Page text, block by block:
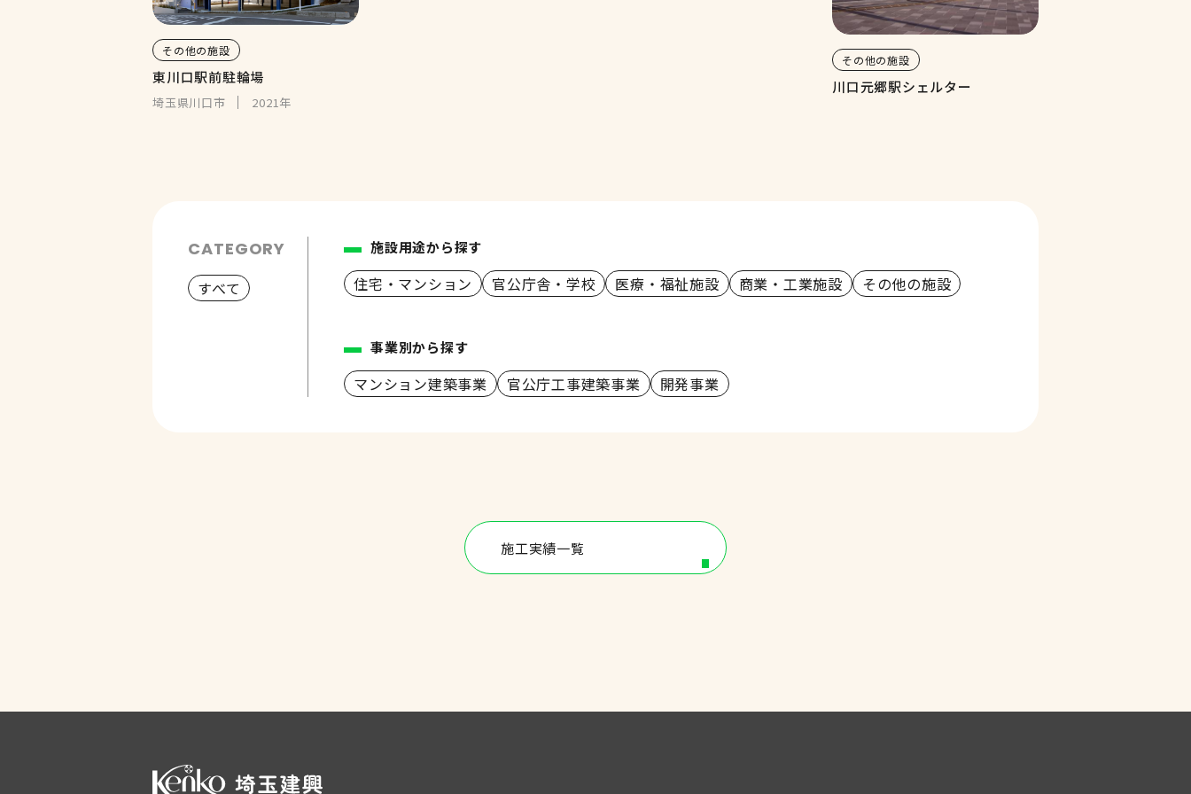
その他の施設
東川口駅前駐輪場
埼玉県川口市 2021年
その他の施設
川口元郷駅シェルター
CATEGORY
すべて
施設用途から探す
住宅・マンション 官公庁舎・学校 医療・福祉施設 商業・工業施設 その他の施設
事業別から探す
マンション建築事業 官公庁工事建築事業 開発事業
施工実績一覧